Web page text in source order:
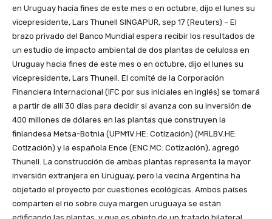
en Uruguay hacia fines de este mes o en octubre, dijo el lunes su
vicepresidente, Lars Thunell SINGAPUR, sep 17 (Reuters) – El
brazo privado del Banco Mundial espera recibir los resultados de
un estudio de impacto ambiental de dos plantas de celulosa en
Uruguay hacia fines de este mes o en octubre, dijo el lunes su
vicepresidente, Lars Thunell. El comité de la Corporación
Financiera Internacional (IFC por sus iniciales en inglés) se tomará
a partir de allí 30 días para decidir si avanza con su inversión de
400 millones de dólares en las plantas que construyen la
finlandesa Metsa-Botnia (UPM1V.HE: Cotización) (MRLBV.HE:
Cotización) y la española Ence (ENC.MC: Cotización), agregó
Thunell. La construcción de ambas plantas representa la mayor
inversión extranjera en Uruguay, pero la vecina Argentina ha
objetado el proyecto por cuestiones ecológicas. Ambos países
comparten el rio sobre cuya margen uruguaya se están